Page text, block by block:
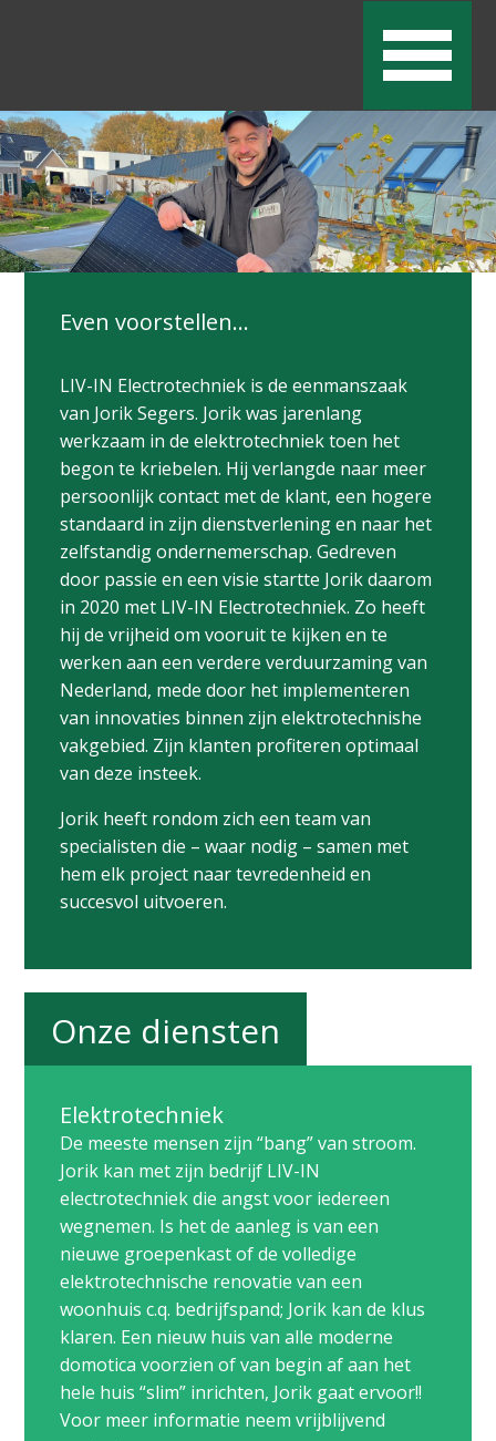
Even voorstellen…
LIV-IN Electrotechniek is de eenmanszaak
van Jorik Segers. Jorik was jarenlang
werkzaam in de elektrotechniek toen het
begon te kriebelen. Hij verlangde naar meer
persoonlijk contact met de klant, een hogere
standaard in zijn dienstverlening en naar het
zelfstandig ondernemerschap. Gedreven
door passie en een visie startte Jorik daarom
in 2020 met LIV-IN Electrotechniek. Zo heeft
hij de vrijheid om vooruit te kijken en te
werken aan een verdere verduurzaming van
Nederland, mede door het implementeren
van innovaties binnen zijn elektrotechnishe
vakgebied. Zijn klanten profiteren optimaal
van deze insteek.
Jorik heeft rondom zich een team van
specialisten die – waar nodig – samen met
hem elk project naar tevredenheid en
succesvol uitvoeren.
Onze diensten
Elektrotechniek
De meeste mensen zijn “bang” van stroom.
Jorik kan met zijn bedrijf LIV-IN
electrotechniek die angst voor iedereen
wegnemen. Is het de aanleg is van een
nieuwe groepenkast of de volledige
elektrotechnische renovatie van een
woonhuis c.q. bedrijfspand; Jorik kan de klus
klaren. Een nieuw huis van alle moderne
domotica voorzien of van begin af aan het
hele huis “slim” inrichten, Jorik gaat ervoor!!
Voor meer informatie neem vrijblijvend